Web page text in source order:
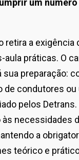
retira a exigência
aula práticas. O
preparação:
de condutores
pelos
às necessidades
a
teórico e